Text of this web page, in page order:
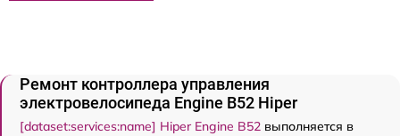
Ремонт контроллера управления
электровелосипеда Engine B52 Hiper
[dataset:services:name] Hiper Engine B52 выполняется в